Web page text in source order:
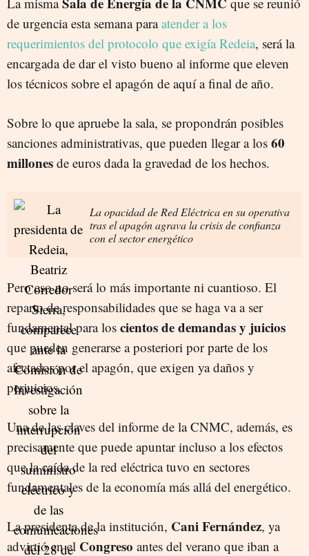
de urgencia esta semana paraatender a los
requerimientos del protocolo que exigía Redeia, será la
encargada de dar el visto bueno al informe que eleven
los técnicos sobre el apagón de aquí a final de año.
Sobre lo que apruebe la sala, se propondrán posibles
sanciones administrativas, que pueden llegar a los 60
millones de euros dada la gravedad de los hechos.
La opacidad de Red Eléctrica en su operativa
tras el apagón agrava la crisis de confianza
con el sector energético
Pero eso no será lo más importante ni cuantioso. El
reparto de responsabilidades que se haga va a ser
fundamental para los cientos de demandas y juicios
que pueden generarse a posteriori por parte de los
afectados por el apagón, que exigen ya daños y
perjuicios.
Una de las claves del informe de la CNMC, además, es
precisamente que puede apuntar incluso a los efectos
que la caída de la red eléctrica tuvo en sectores
fundamentales de la economía más allá del energético.
La presidenta de la institución, Cani Fernández, ya
advirtió en el Congreso antes del verano que iban a